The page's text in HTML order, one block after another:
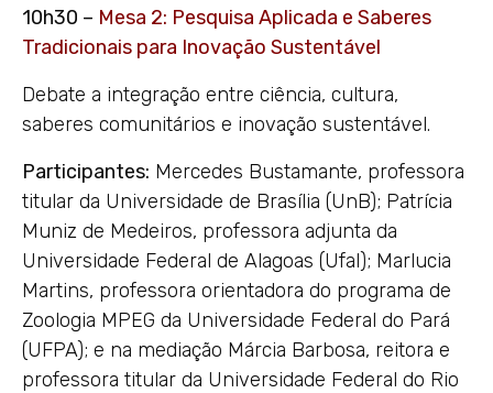
10h30 – Mesa 2: Pesquisa Aplicada e Saberes
Tradicionais para Inovação Sustentável
Debate a integração entre ciência, cultura,
saberes comunitários e inovação sustentável.
Participantes: Mercedes Bustamante, professora
titular da Universidade de Brasília (UnB); Patrícia
Muniz de Medeiros, professora adjunta da
Universidade Federal de Alagoas (Ufal); Marlucia
Martins, professora orientadora do programa de
Zoologia MPEG da Universidade Federal do Pará
(UFPA); e na mediação Márcia Barbosa, reitora e
professora titular da Universidade Federal do Rio